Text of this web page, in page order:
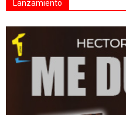
Lanzamiento